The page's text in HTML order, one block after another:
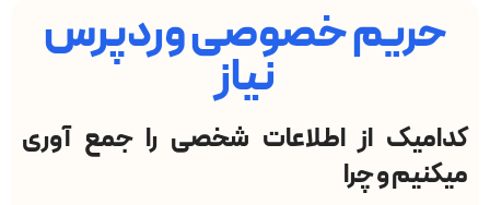
حریم خصوصی وردپرس
نیاز
کدامیک از اطلاعات شخصی را جمع آوری
میکنیم و چرا